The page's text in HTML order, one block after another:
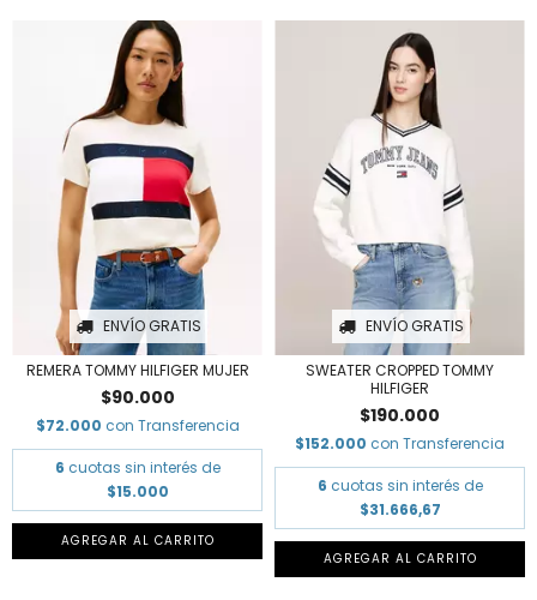
ENVÍO GRATIS
REMERA TOMMY HILFIGER MUJER
$90.000
$72.000 con Transferencia
6 cuotas sin interés de
$15.000
AGREGAR AL CARRITO
ENVÍO GRATIS
SWEATER CROPPED TOMMY
HILFIGER
$190.000
$152.000 con Transferencia
6 cuotas sin interés de
$31.666,67
AGREGAR AL CARRITO